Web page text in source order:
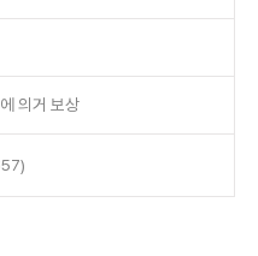
의거 보상